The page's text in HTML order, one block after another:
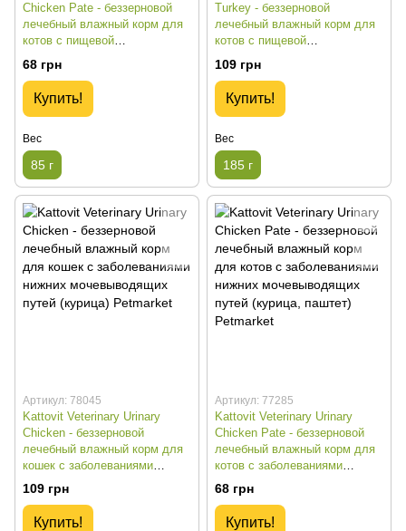
Chicken Pate - беззерновой
лечебный влажный корм для
котов с пищевой
непереносимостью (курица,
паштет) - 85 г
68 грн
Купить!
Вес
85 г
Turkey - беззерновой
лечебный влажный корм для
котов с пищевой
непереносимостью (индейка) -
185 г
109 грн
Купить!
Вес
185 г
Артикул: 78045
Kattovit Veterinary Urinary
Chicken - беззерновой
лечебный влажный корм для
кошек с заболеваниями
нижних мочевыводящих путей
(курица) - 185 г
109 грн
Купить!
Артикул: 77285
Kattovit Veterinary Urinary
Chicken Pate - беззерновой
лечебный влажный корм для
котов с заболеваниями
нижних мочевыводящих путей
(курица, паштет) - 85 г
68 грн
Купить!